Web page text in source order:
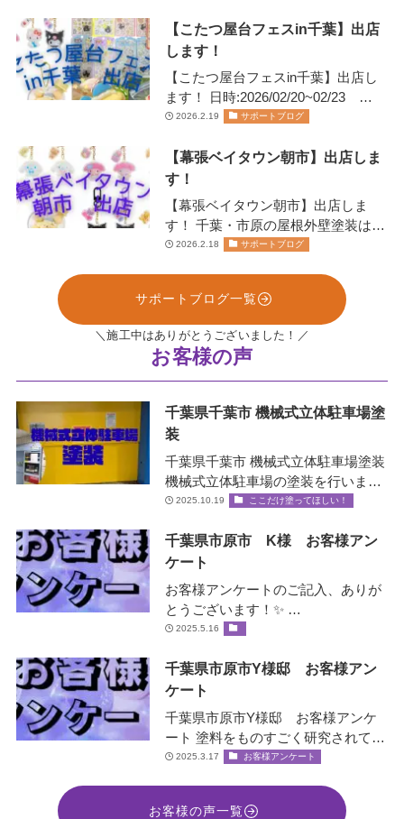
【こたつ屋台フェスin千葉】出店
します！
【こたつ屋台フェスin千葉】出店し
ます！ 日時:2026/02/20~02/23
11:00~20:00日にちにより営業…
2026.2.19 サポートブログ
【幕張ベイタウン朝市】出店しま
す！
【幕張ベイタウン朝市】出店しま
す！ 千葉・市原の屋根外壁塗装は、
お任せください！株式会社リペイン
2026.2.18 サポートブログ
サポートブログ一覧
＼施工中はありがとうございました！／
お客様の声
千葉県千葉市 機械式立体駐車場塗
装
千葉県千葉市 機械式立体駐車場塗装
機械式立体駐車場の塗装を行いまし
た！✨ 機械式立体駐車場とは？ エレ
2025.10.19 ここだけ塗ってほしい！
千葉県市原市 K様 お客様アン
ケート
お客様アンケートのご記入、ありが
とうございます！✨ …
2025.5.16
千葉県市原市Y様邸 お客様アン
ケート
千葉県市原市Y様邸 お客様アンケ
ート 塗料をものすごく研究されてい
て、お客様の大事な家を守ると言う
2025.3.17 お客様アンケート
お客様の声一覧